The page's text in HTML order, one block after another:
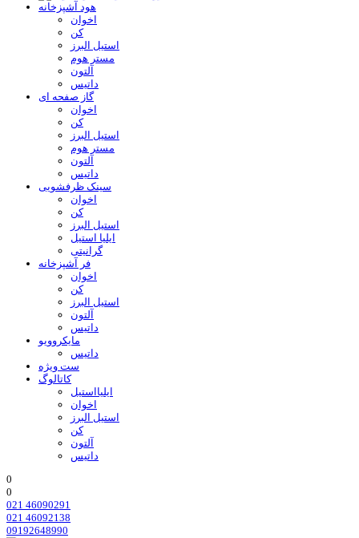
هود آشپزخانه
اخوان
کن
استیل البرز
مستر هوم
آلتون
داتیس
گاز صفحه ای
اخوان
کن
استیل البرز
مستر هوم
آلتون
داتیس
سینک ظرفشویی
اخوان
کن
استیل البرز
ایلیا استیل
گرانیتی
فر آشپزخانه
اخوان
کن
استیل البرز
آلتون
داتیس
مایکروویو
داتیس
ست ویژه
کاتالوگ
ایلیااستیل
اخوان
استیل البرز
کن
آلتون
داتیس
0
0
021 46090291
021 46092138
09192648990